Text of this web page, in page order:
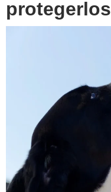
protegerlos